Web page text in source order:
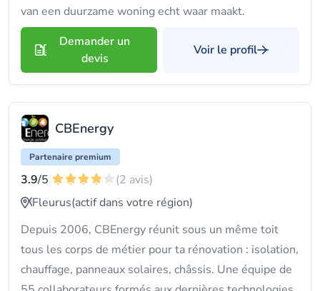
van een duurzame woning echt waar maakt.
Demander un
devis
Voir le profil
CBEnergy
Partenaire premium
3.9/5
(2 avis)
Fleurus(actif dans votre région)
Depuis 2006, CBEnergy réunit sous un même toit
tous les corps de métier pour ta rénovation : isolation,
chauffage, panneaux solaires, châssis. Une équipe de